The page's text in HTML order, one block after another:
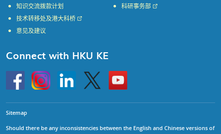
知识交流拨款计划 科研事务部
技术转移处及港大科桥
意见及建议
Connect with HKU KE
HKU
InstagramLinkedin Twitter
Go
to
HKU
Sitemap
Should there be any inconsistencies between the English and Chinese versions of